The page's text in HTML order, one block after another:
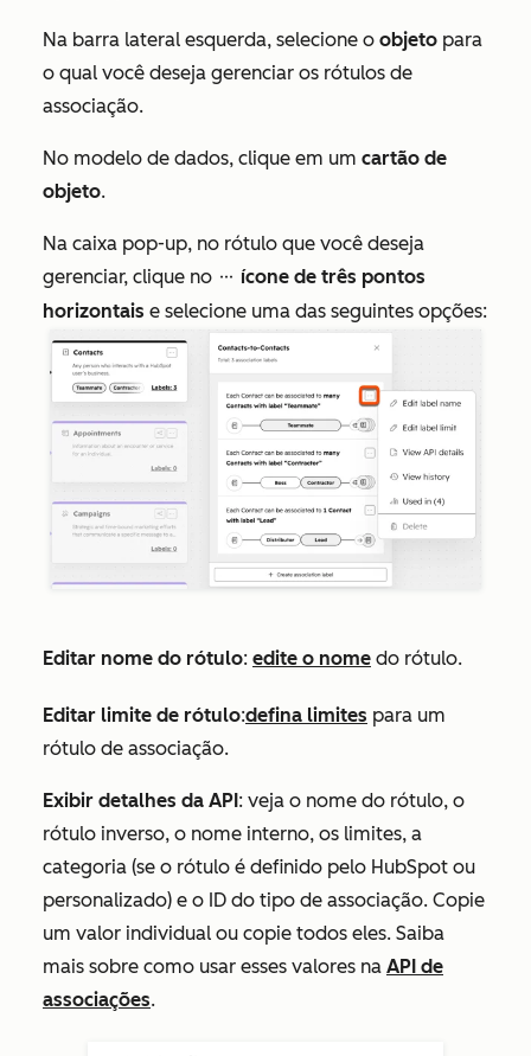
Na barra lateral esquerda, selecione o objeto para
o qual você deseja gerenciar os rótulos de
associação.
No modelo de dados, clique em um cartão de
objeto.
Na caixa pop-up, no rótulo que você deseja
gerenciar, clique no ellipses ícone de três pontos
horizontais e selecione uma das seguintes opções:
Editar nome do rótulo: edite o nome do rótulo.
Editar limite de rótulo:defina limites para um
rótulo de associação.
Exibir detalhes da API: veja o nome do rótulo, o
rótulo inverso, o nome interno, os limites, a
categoria (se o rótulo é definido pelo HubSpot ou
personalizado) e o ID do tipo de associação. Copie
um valor individual ou copie todos eles. Saiba
mais sobre como usar esses valores na API de
associações.